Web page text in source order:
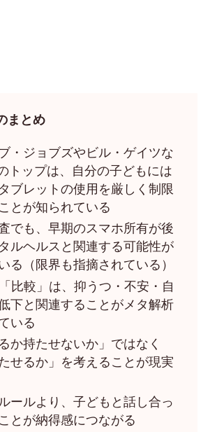
まとめ
・ジョブズやビル・ゲイツな
トップは、自分の子どもには
ブレットの使用を厳しく制限
とが知られている
でも、早期のスマホ所有が後
ルヘルスと関連する可能性が
る（限界も指摘されている）
比較」は、抑うつ・不安・自
下と関連することがメタ解析
いる
か持たせないか」ではなく
せるか」を考えることが現実
ールより、子どもと話し合っ
とが納得感につながる